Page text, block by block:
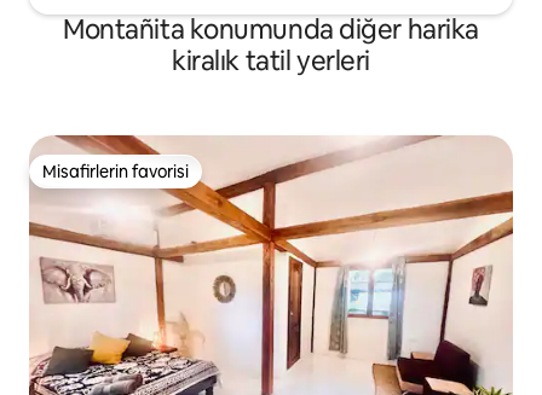
Montañita konumunda diğer harika
kiralık tatil yerleri
Misafirlerin favorisi
Misafirlerin favorisi